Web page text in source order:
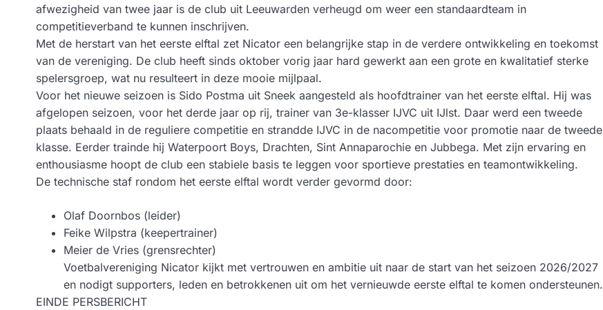
afwezigheid van twee jaar is de club uit Leeuwarden verheugd om weer een standaardteam in
competitieverband te kunnen inschrijven.
Met de herstart van het eerste elftal zet Nicator een belangrijke stap in de verdere ontwikkeling en toekomst
van de vereniging. De club heeft sinds oktober vorig jaar hard gewerkt aan een grote en kwalitatief sterke
spelersgroep, wat nu resulteert in deze mooie mijlpaal.
Voor het nieuwe seizoen is Sido Postma uit Sneek aangesteld als hoofdtrainer van het eerste elftal. Hij was
afgelopen seizoen, voor het derde jaar op rij, trainer van 3e-klasser IJVC uit IJlst. Daar werd een tweede
plaats behaald in de reguliere competitie en strandde IJVC in de nacompetitie voor promotie naar de tweede
klasse. Eerder trainde hij Waterpoort Boys, Drachten, Sint Annaparochie en Jubbega. Met zijn ervaring en
enthousiasme hoopt de club een stabiele basis te leggen voor sportieve prestaties en teamontwikkeling.
De technische staf rondom het eerste elftal wordt verder gevormd door:
Olaf Doornbos (leider)
Feike Wilpstra (keepertrainer)
Meier de Vries (grensrechter)
Voetbalvereniging Nicator kijkt met vertrouwen en ambitie uit naar de start van het seizoen 2026/2027
en nodigt supporters, leden en betrokkenen uit om het vernieuwde eerste elftal te komen ondersteunen.
EINDE PERSBERICHT